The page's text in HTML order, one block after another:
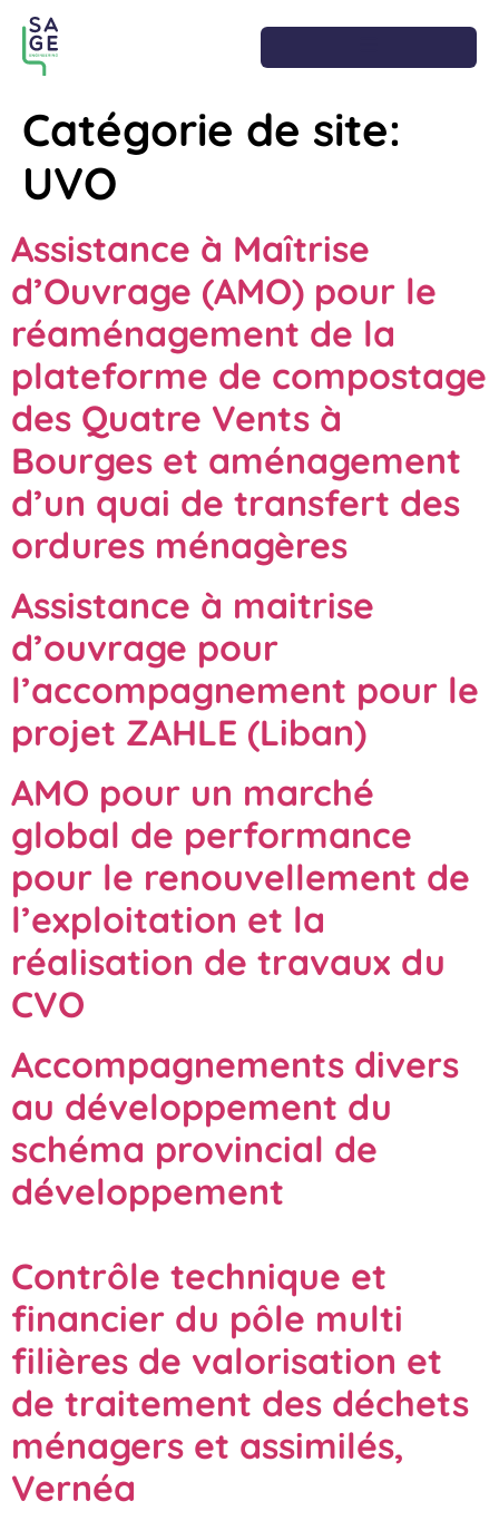
Catégorie de site:
UVO
Assistance à Maîtrise
d’Ouvrage (AMO) pour le
réaménagement de la
plateforme de compostage
des Quatre Vents à
Bourges et aménagement
d’un quai de transfert des
ordures ménagères
Assistance à maitrise
d’ouvrage pour
l’accompagnement pour le
projet ZAHLE (Liban)
AMO pour un marché
global de performance
pour le renouvellement de
l’exploitation et la
réalisation de travaux du
CVO
Accompagnements divers
au développement du
schéma provincial de
développement
Contrôle technique et
financier du pôle multi
filières de valorisation et
de traitement des déchets
ménagers et assimilés,
Vernéa